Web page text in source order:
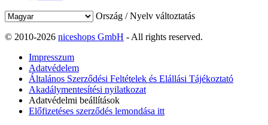
Ország / Nyelv változtatás
© 2010-2026 niceshops GmbH - All rights reserved.
Impresszum
Adatvédelem
Általános Szerződési Feltételek és Elállási Tájékoztató
Akadálymentesítési nyilatkozat
Adatvédelmi beállítások
Előfizetéses szerződés lemondása itt